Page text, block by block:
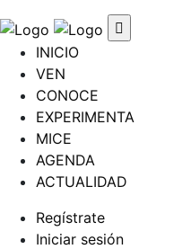
INICIO
VEN
CONOCE
EXPERIMENTA
MICE
AGENDA
ACTUALIDAD
Regístrate
Iniciar sesión